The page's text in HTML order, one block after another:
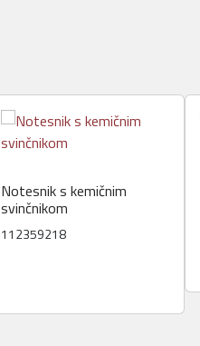
Notesnik s kemičnim
svinčnikom
112359218